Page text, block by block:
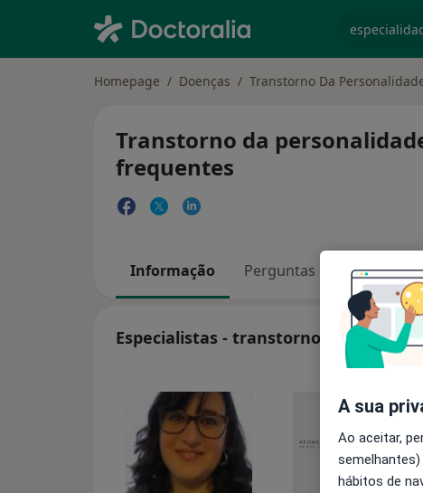
Homepage Doenças Transtorno Da
Transtorno da
frequentes
Informação Perguntas & Respostas
Especialistas - transtorno da
A sua
Ao aceitar,
hábitos de